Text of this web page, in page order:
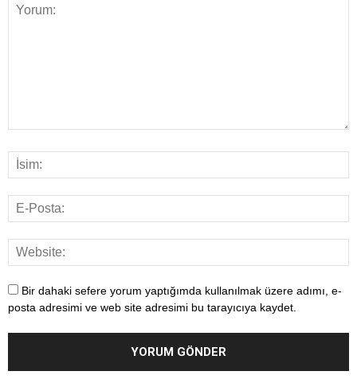
Bir dahaki sefere yorum yaptığımda kullanılmak üzere adımı, e-
posta adresimi ve web site adresimi bu tarayıcıya kaydet.